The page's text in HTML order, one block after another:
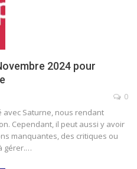
2024 pour
0
avec Saturne, nous rendant
Cependant, il peut aussi y avoir
manquantes, des critiques ou
gérer.…